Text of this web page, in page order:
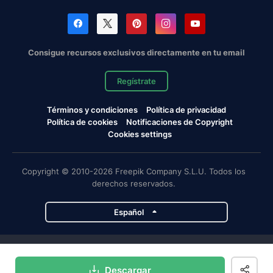
Descargar
Consigue recursos exclusivos directamente en tu email
Regístrate
Términos y condiciones
Política de privacidad
Política de cookies
Notificaciones de Copyright
Cookies settings
Copyright © 2010-2026 Freepik Company S.L.U. Todos los
derechos reservados.
Español